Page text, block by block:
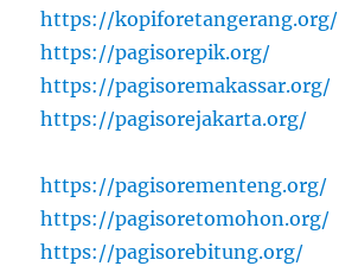
https://kopiforetangerang.org/
https://pagisorepik.org/
https://pagisoremakassar.org/
https://pagisorejakarta.org/
https://pagisorementeng.org/
https://pagisoretomohon.org/
https://pagisorebitung.org/